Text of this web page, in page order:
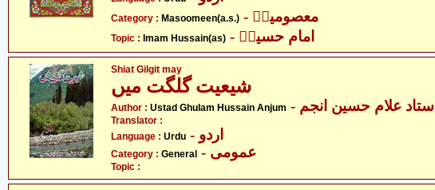
Category : Masoomeen(a.s.) - معصومینؑ
Topic : Imam Hussain(as) - امام حسینؑ
Shiat Gilgit may
شیعیت گلگت میں
Author : Ustad Ghulam Hussain Anjum - استاد علام حسین انجم
Translator :
Language : Urdu - اردو
Category : General - عمومی
Topic :